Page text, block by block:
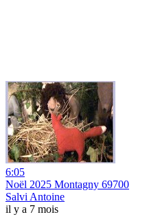
6:05
Noël 2025 Montagny 69700
Salvi Antoine
il y a 7 mois